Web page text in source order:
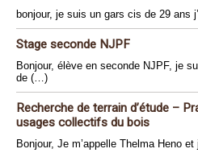
bonjour, je suis un gars cis de 29 ans
Stage seconde NJPF
Bonjour, élève en seconde NJPF, je
de (…)
Recherche de terrain d’étude –
usages collectifs du bois
Bonjour, Je m’appelle Thelma Heno